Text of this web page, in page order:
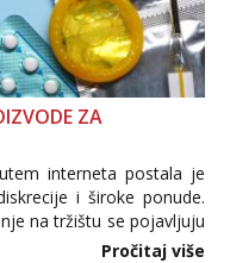
ZA
interneta postala je
i široke ponude.
na tržištu se pojavljuju
internetske
Pročitaj više